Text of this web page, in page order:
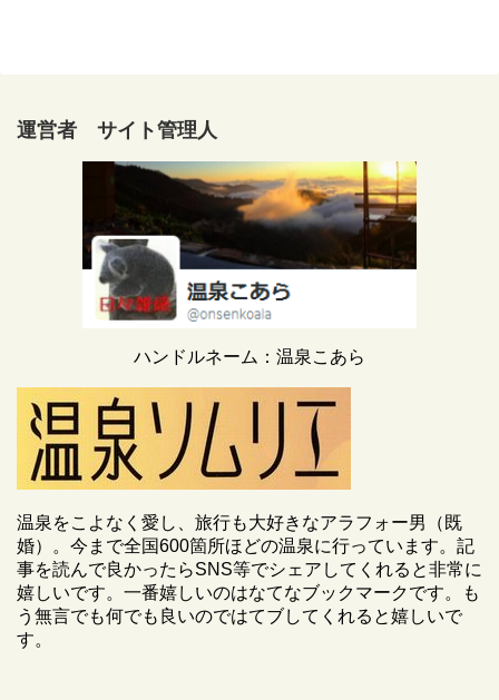
運営者 サイト管理人
ハンドルネーム：温泉こあら
温泉をこよなく愛し、旅行も大好きなアラフォー男（既
婚）。今まで全国600箇所ほどの温泉に行っています。記
事を読んで良かったらSNS等でシェアしてくれると非常に
嬉しいです。一番嬉しいのはなてなブックマークです。も
う無言でも何でも良いのではてブしてくれると嬉しいで
す。